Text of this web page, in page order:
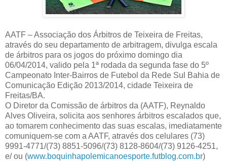
AATF – Associação dos Árbitros de Teixeira de Freitas,
através do seu departamento de arbitragem, divulga escala
de árbitros para os jogos do próximo domingo dia
06/04/2014, valido pela 1ª rodada da segunda fase do 5º
Campeonato Inter-Bairros de Futebol da Rede Sul Bahia de
Comunicação Edição 2013/2014, cidade Teixeira de
Freitas/BA.
O Diretor da Comissão de árbitros da (AATF), Reynaldo
Alves Oliveira, solicita aos senhores árbitros escalados que,
ao tomarem conhecimento das suas escalas, imediatamente
comuniquem-se com a AATF, através dos celulares (73)
9991-4771/(73) 8851-5096/(73) 8128-8604/(73) 9126-4251,
e/ ou (www.boquinhapolemicanoesporte.futblog.com.br)